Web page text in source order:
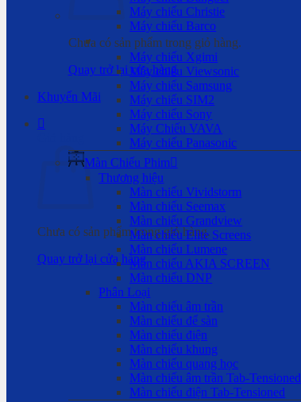
Chưa có sản phẩm trong giỏ hàng.
Quay trở lại cửa hàng
Khuyến Mãi
Chưa có sản phẩm trong giỏ hàng.
Quay trở lại cửa hàng
Máy chiếu Christie
Máy chiếu Barco
Máy chiếu Xgimi
Máy chiếu Viewsonic
Máy chiếu Samsung
Máy chiếu SIM2
Máy chiếu Sony
Máy Chiếu VAVA
Máy chiếu Panasonic
Màn Chiếu Phim
Thương hiệu
Màn chiếu Vividstorm
Màn chiếu Seemax
Màn chiếu Grandview
Màn chiếu Elite Screens
Màn chiếu Lumene
Màn chiếu AKIA SCREEN
Màn chiếu DNP
Phân Loại
Màn chiếu âm trần
Màn chiếu để sàn
Màn chiếu điện
Màn chiếu khung
Màn chiếu quang học
Màn chiếu âm trần Tab-Tensioned
Màn chiếu điện Tab-Tensioned